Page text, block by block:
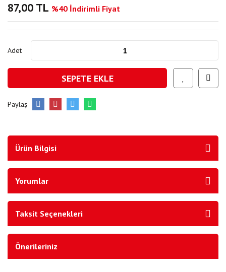
87,00 TL %40 İndirimli Fiyat
Adet
SEPETE EKLE
Paylaş
Ürün Bilgisi
Yorumlar
Taksit Seçenekleri
Önerileriniz